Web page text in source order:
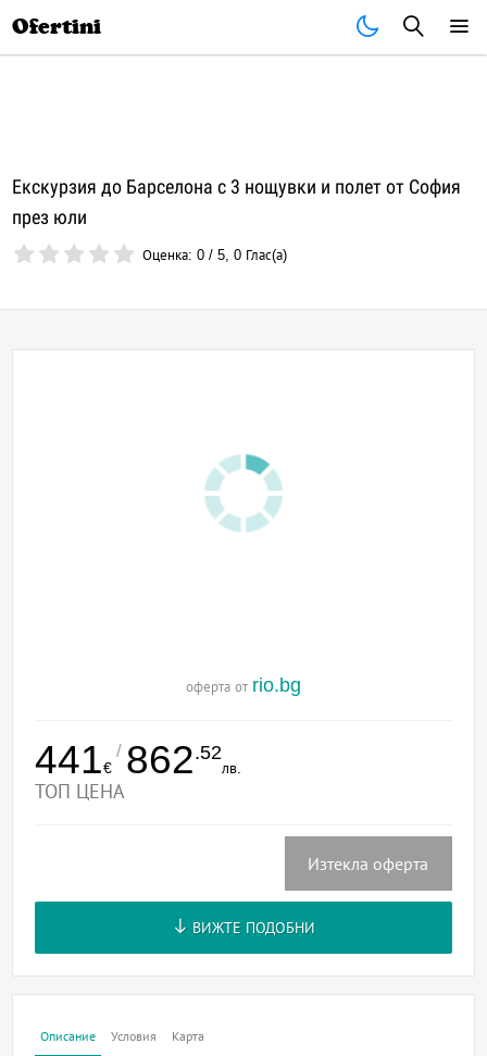
Ofertini
Екскурзия до Барселона с 3 нощувки и полет от София
през юли
Оценка:0 /5,0 Глас(а)
оферта от rio.bg
441€
/ 862.52
лв.
ТОП ЦЕНА
Изтекла оферта
ВИЖТЕ ПОДОБНИ
Описание Условия Карта